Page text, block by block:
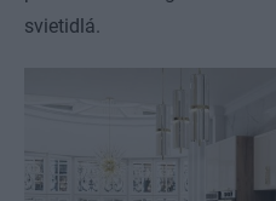
svietidlá.